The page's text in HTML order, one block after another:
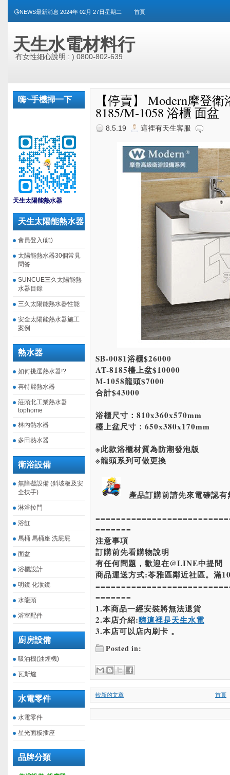
😘NEWS最新消息 2024年 02月 27日星期二 首頁
天生水電材料行
有女性細心說明 : ) 0800-802-639
嗨~手機掃一下
天生太陽能熱水器
天生太陽能熱水器
會員登入(鎖)
太陽能熱水器30個常見
問答
SUNCUE三久太陽能熱
水器目錄
三久太陽能熱水器性能
安全太陽能熱水器施工
案例
熱水器
如何挑選熱水器!?
喜特麗熱水器
莊頭北工業熱水器
tophome
林內熱水器
多田熱水器
衛浴設備
無障礙設備 (斜坡板及安
全扶手)
淋浴拉門
浴缸
馬桶 馬桶座 洗屁屁
面盆
浴櫃設計
明鏡 化妝鏡
水龍頭
浴室配件
廚房設備
吸油機(油煙機)
瓦斯爐
水電零件
水電零件
星光面板插座
品牌分類
【停賣】 Modern摩登
8185/M-1058 浴櫃 面盆
8.5.19 這裡有天生客服
SB-0081浴櫃$26000
AT-8185檯上盆$10000
M-1058龍頭$7000
合計$43000
浴櫃尺寸：810x360x570mm
檯上盆尺寸：650x380x170mm
※此款浴櫃材質為防潮發泡版
※龍頭系列可做更換
產品訂購前請先來電確認有
=======
注意事項
訂購前先看購物說明
有任何問題，歡迎在@LINE中提問
商品運送方式:苓雅區鄰近社區。滿
=======
1.本商品一經安裝將無法退貨
2.本店介紹:嗨這裡是天生水電
3.本店可以店內刷卡 。
Posted in:
較新的文章 首頁